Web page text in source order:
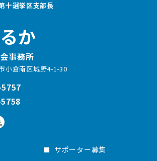
十選挙区支部長
か
事務所
小倉南区城野4-1-30
サポーター募集